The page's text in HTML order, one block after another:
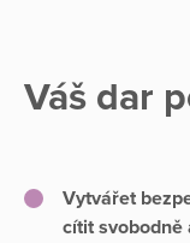
Váš dar
Vytvářet
cítit svobodně